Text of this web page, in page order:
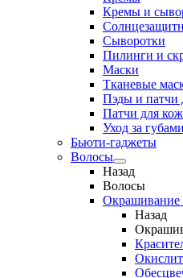
Кремы и
Сыворотки
Пилинги и
Маски
Тканевые
Пэды и патчи
Патчи для
Уход за губами
Бьюти-гаджеты
Волосы
Назад
Волосы
Окрашивание
Назад